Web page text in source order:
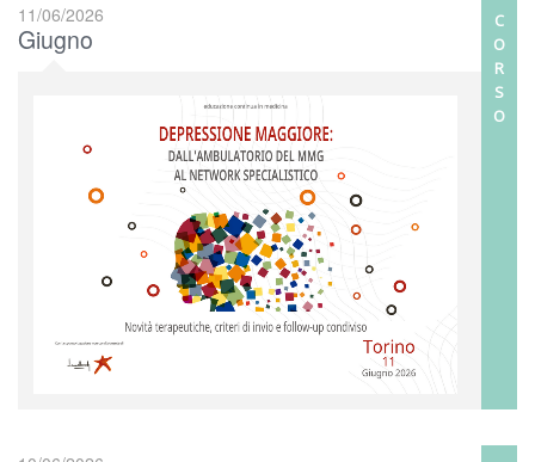
11/06/2026
Giugno
C
O
R
S
O